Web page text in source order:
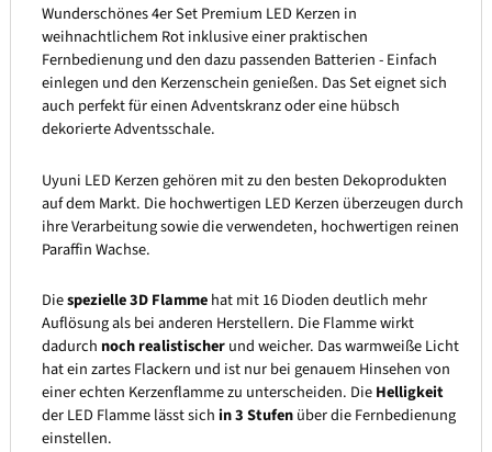
Wunderschönes 4er Set Premium LED Kerzen in
weihnachtlichem Rot inklusive einer praktischen
Fernbedienung und den dazu passenden Batterien - Einfach
einlegen und den Kerzenschein genießen. Das Set eignet sich
auch perfekt für einen Adventskranz oder eine hübsch
dekorierte Adventsschale.
Uyuni LED Kerzen gehören mit zu den besten Dekoprodukten
auf dem Markt. Die hochwertigen LED Kerzen überzeugen durch
ihre Verarbeitung sowie die verwendeten, hochwertigen reinen
Paraffin Wachse.
Diespezielle 3D Flammehat mit 16 Dioden deutlich mehr
Auflösung als bei anderen Herstellern. Die Flamme wirkt
dadurch noch realistischerund weicher. Das warmweiße Licht
hat ein zartes Flackern und ist nur bei genauem Hinsehen von
einer echten Kerzenflamme zu unterscheiden. DieHelligkeit
der LED Flamme lässt sichin 3 Stufenüber die Fernbedienung
einstellen.